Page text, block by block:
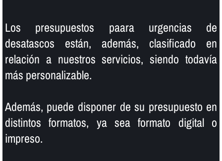
Los presupuestos paara urgencias de
desatascos están, además, clasificado en
relación a nuestros servicios, siendo todaví­a
más personalizable.
Además, puede disponer de su presupuesto en
distintos formatos, ya sea formato digital o
impreso.